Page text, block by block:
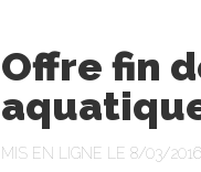
Offre fin
MIS EN LIGNE LE 8/03/2016